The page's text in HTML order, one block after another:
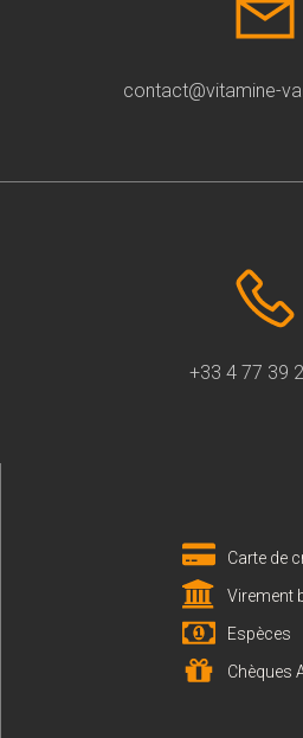
contact@vitamine-
+33 4 77 39
Carte de
Virement
Espèces
Chèques